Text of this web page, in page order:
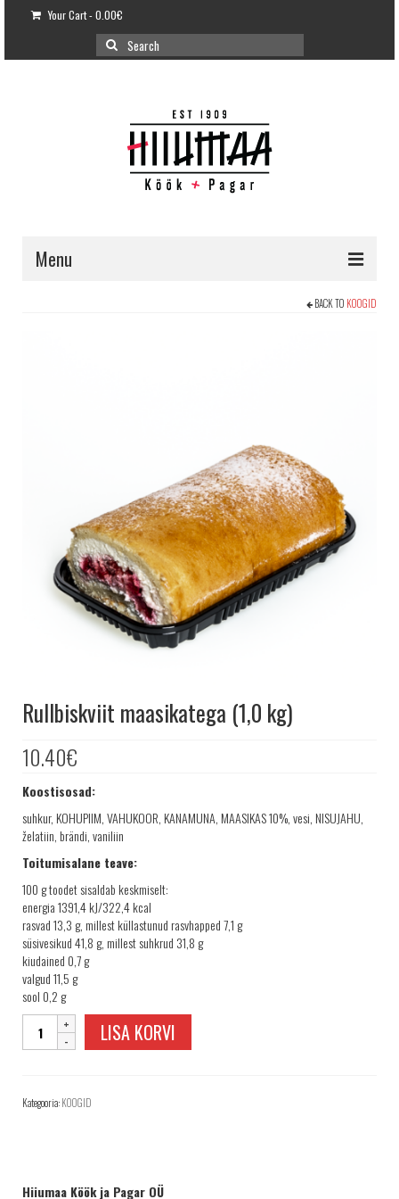
Your Cart-0.00€
Search
for:
Menu
LEIVAD
SUUPISTED
TORDID
KÜPSISED
KOOGID
KONTAKT
AJALUGU
PROJEKTID
PAKUME TÖÖD
BACK TO KOOGID
Rullbiskviit maasikatega (1,0 kg)
10.40€
Koostisosad:
suhkur, KOHUPIIM, VAHUKOOR, KANAMUNA, MAASIKAS 10%, vesi, NISUJAHU,
želatiin, brändi, vaniliin
Toitumisalane teave:
100 g toodet sisaldab keskmiselt:
energia 1391,4 kJ/322,4 kcal
rasvad 13,3 g, millest küllastunud rasvhapped 7,1 g
süsivesikud 41,8 g, millest suhkrud 31,8 g
kiudained 0,7 g
valgud 11,5 g
sool 0,2 g
Rullbiskviit
maasikatega
LISA KORVI
Kategooria:KOOGID
Hiiumaa Köök ja Pagar OÜ